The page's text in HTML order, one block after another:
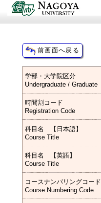
学部・大学院区分
Undergraduate / Graduate
時間割コード
Registration Code
科目名 【日本語】
Course Title
科目名 【英語】
Course Title
コースナンバリングコード
Course Numbering Code